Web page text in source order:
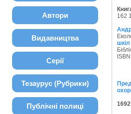
Автори
Видавництва
Серії
Тезаурус (Рубрики)
Публічні полиці
162